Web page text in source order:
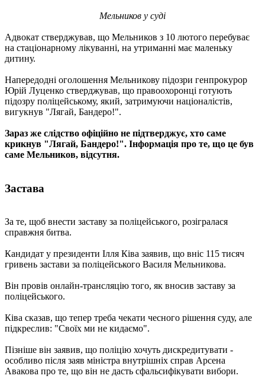
Мельников у суді
Адвокат стверджував, що Мельников з 10 лютого перебуває
на стаціонарному лікуванні, на утриманні має маленьку
дитину.
Напередодні оголошення Мельникову підозри генпрокурор
Юрій Луценко стверджував, що правоохоронці готують
підозру поліцейському, який, затримуючи націоналістів,
вигукнув "Лягай, Бандеро!".
Зараз же слідство офіційно не підтверджує, хто саме
крикнув "Лягай, Бандеро!". Інформація про те, що це був
саме Мельников, відсутня.
Застава
За те, щоб внести заставу за поліцейського, розігралася
справжня битва.
Кандидат у президенти Ілля Ківа заявив, що вніс 115 тисяч
гривень застави за поліцейського Василя Мельникова.
Він провів онлайн-трансляцію того, як вносив заставу за
поліцейського.
Ківа сказав, що тепер треба чекати чесного рішення суду, але
підкреслив: "Своїх ми не кидаємо".
Пізніше він заявив, що поліцію хочуть дискредитувати -
особливо після заяв міністра внутрішніх справ Арсена
Авакова про те, що він не дасть сфальсифікувати вибори.